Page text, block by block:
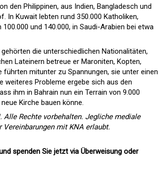
den Philippinen, aus Indien, Bangladesch und
In Kuwait lebten rund 350.000 Katholiken,
und 140.000, in Saudi-Arabien bei etwa
die unterschiedlichen Nationalitäten,
Lateinern betreue er Maroniten, Kopten,
führten mitunter zu Spannungen, sie unter einen
weiteres Probleme ergebe sich aus den
ihm in Bahrain nun ein Terrain von 9.000
Kirche bauen könne.
Alle Rechte vorbehalten. Jegliche mediale
mit KNA erlaubt.
spenden Sie jetzt via Überweisung oder